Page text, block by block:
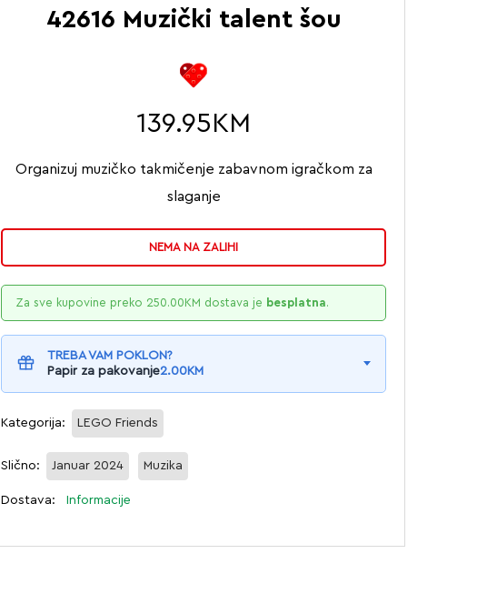
42616 Muzički talent šou
139.95 KM
Organizuj muzičko takmičenje zabavnom igračkom za
slaganje
NEMA NA ZALIHI
Za sve kupovine preko 250.00KM dostava je besplatna.
TREBA VAM POKLON?
Papir za pakovanje2.00KM
Kategorija: LEGO Friends
Slično: Januar 2024 Muzika
Dostava: Informacije